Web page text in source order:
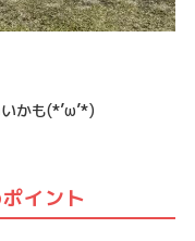
かも(*’ω’*)
イント